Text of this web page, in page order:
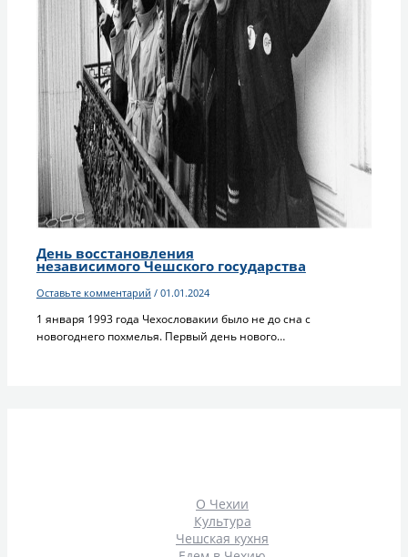
День восстановления
независимого Чешского государства
Оставьте комментарий / 01.01.2024
1 января 1993 года Чехословакии было не до сна с
новогоднего похмелья. Первый день нового…
О Чехии
Культура
Чешская кухня